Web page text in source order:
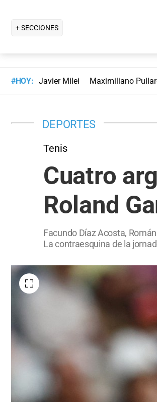
+ SECCIONES
#HOY: Javier Milei Maximiliano
DEPORTES
Tenis
Cuatro
Roland
Facundo Díaz Acosta,
La contraesquina de la